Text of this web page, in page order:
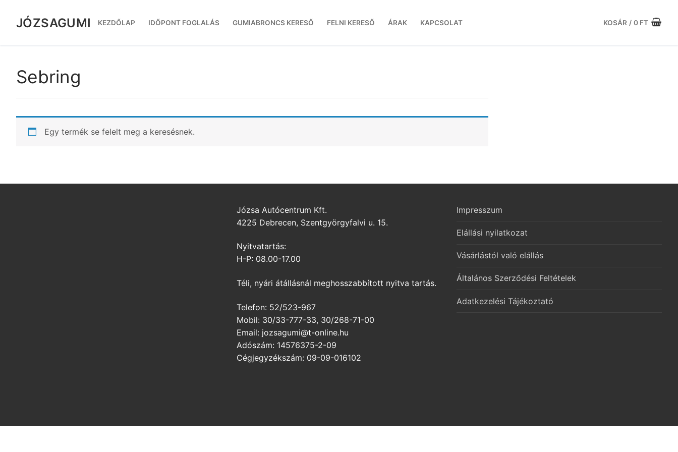
tartalomra
JÓZSAGUMI KEZDŐLAP IDŐPONT FOGLALÁS GUMIABRONCS KERESŐ FELNI KERESŐ ÁRAK KAPCSOLAT KOSÁR / 0 FT
Sebring
Egy termék se felelt meg a keresésnek.
Józsa Autócentrum Kft.
4225 Debrecen, Szentgyörgyfalvi u. 15.
Nyitvatartás:
H-P: 08.00-17.00
Téli, nyári átállásnál meghosszabbított nyitva tartás.
Telefon: 52/523-967
Mobil: 30/33-777-33, 30/268-71-00
Email: jozsagumi@t-online.hu
Adószám: 14576375-2-09
Cégjegyzékszám: 09-09-016102
Impresszum
Elállási nyilatkozat
Vásárlástól való elállás
Általános Szerződési Feltételek
Adatkezelési Tájékoztató